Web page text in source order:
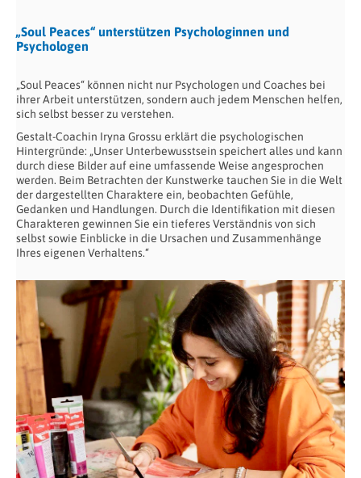
„Soul Peaces“ unterstützen Psychologinnen und
Psychologen
„Soul Peaces“ können nicht nur Psychologen und Coaches bei
ihrer Arbeit unterstützen, sondern auch jedem Menschen helfen,
sich selbst besser zu verstehen.
Gestalt-Coachin Iryna Grossu erklärt die psychologischen
Hintergründe: „Unser Unterbewusstsein speichert alles und kann
durch diese Bilder auf eine umfassende Weise angesprochen
werden. Beim Betrachten der Kunstwerke tauchen Sie in die Welt
der dargestellten Charaktere ein, beobachten Gefühle,
Gedanken und Handlungen. Durch die Identifikation mit diesen
Charakteren gewinnen Sie ein tieferes Verständnis von sich
selbst sowie Einblicke in die Ursachen und Zusammenhänge
Ihres eigenen Verhaltens.“